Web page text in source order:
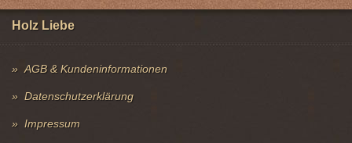
Holz Liebe
AGB & Kundeninformationen
Datenschutzerklärung
Impressum